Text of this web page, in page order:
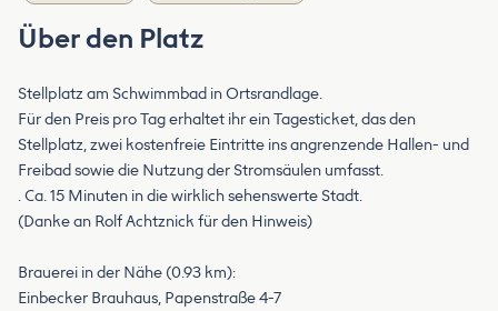
Über den Platz
Stellplatz am Schwimmbad in Ortsrandlage.
Für den Preis pro Tag erhaltet ihr ein Tagesticket, das den
Stellplatz, zwei kostenfreie Eintritte ins angrenzende Hallen- und
Freibad sowie die Nutzung der Stromsäulen umfasst.
. Ca. 15 Minuten in die wirklich sehenswerte Stadt.
(Danke an Rolf Achtznick für den Hinweis)
Brauerei in der Nähe (0.93 km):
Einbecker Brauhaus, Papenstraße 4-7